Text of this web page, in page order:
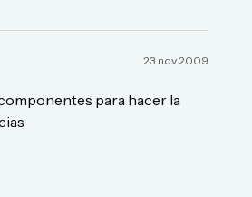
23 nov 2009
para hacer la